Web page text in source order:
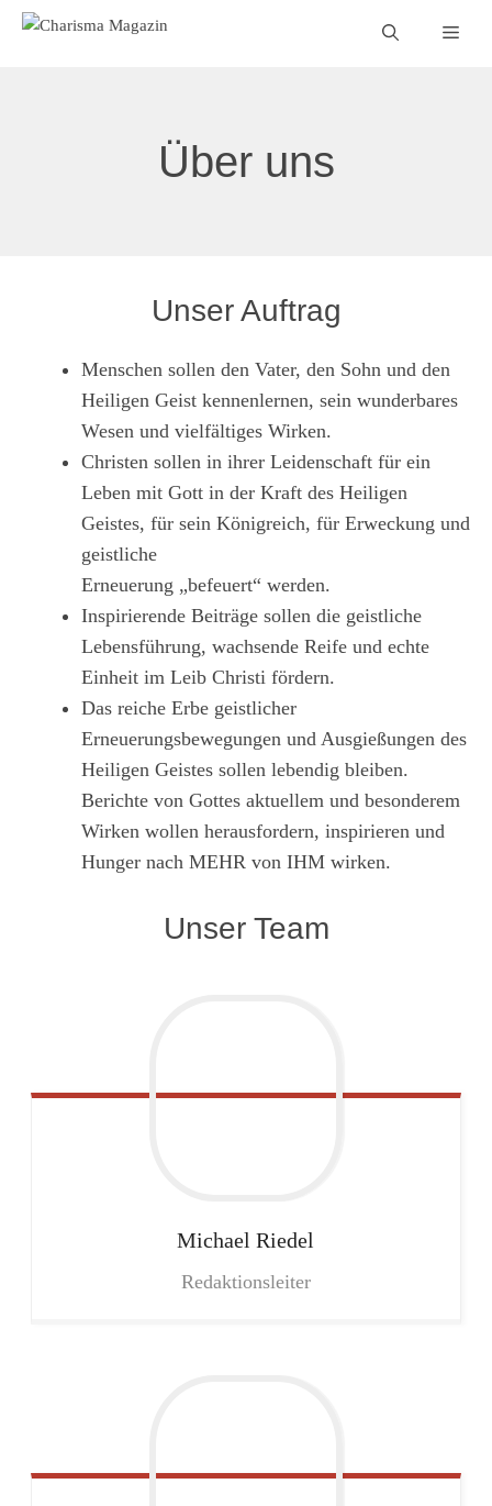
Zum
Über uns
Unser Auftrag
Menschen sollen den Vater, den Sohn und den
Heiligen Geist kennenlernen, sein wunderbares
Wesen und vielfältiges Wirken.
Christen sollen in ihrer Leidenschaft für ein
Leben mit Gott in der Kraft des Heiligen
Geistes, für sein Königreich, für Erweckung und
geistliche
Erneuerung „befeuert“ werden.
Inspirierende Beiträge sollen die geistliche
Lebensführung, wachsende Reife und echte
Einheit im Leib Christi fördern.
Das reiche Erbe geistlicher
Erneuerungsbewegungen und Ausgießungen des
Heiligen Geistes sollen lebendig bleiben.
Berichte von Gottes aktuellem und besonderem
Wirken wollen herausfordern, inspirieren und
Hunger nach MEHR von IHM wirken.
Unser Team
Michael Riedel
Redaktionsleiter